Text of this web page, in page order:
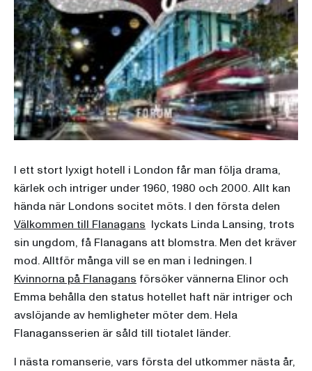
I ett stort lyxigt hotell i London får man följa drama,
kärlek och intriger under 1960, 1980 och 2000. Allt kan
hända när Londons socitet möts. I den första delen
Välkommen till Flanagans lyckats Linda Lansing, trots
sin ungdom, få Flanagans att blomstra. Men det kräver
mod. Alltför många vill se en man i ledningen. I
Kvinnorna på Flanagans försöker vännerna Elinor och
Emma behålla den status hotellet haft när intriger och
avslöjande av hemligheter möter dem. Hela
Flanagansserien är såld till tiotalet länder.
I nästa romanserie, vars första del utkommer nästa år,